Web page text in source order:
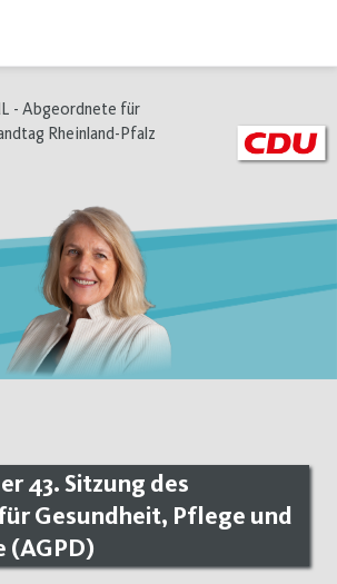
- Abgeordnete für
Rheinland-Pfalz
43. Sitzung des
Gesundheit, Pflege und
(AGPD)